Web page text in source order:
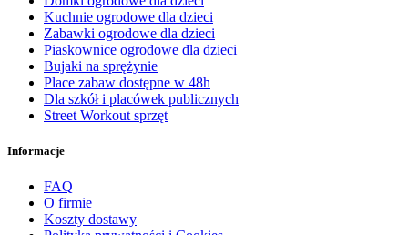
Kuchnie ogrodowe dla dzieci
Zabawki ogrodowe dla dzieci
Piaskownice ogrodowe dla dzieci
Bujaki na sprężynie
Place zabaw dostępne w 48h
Dla szkół i placówek publicznych
Street Workout sprzęt
Informacje
FAQ
O firmie
Koszty dostawy